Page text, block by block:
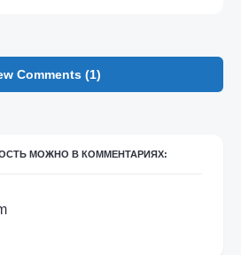
Comments (1)
МОЖНО В КОММЕНТАРИЯХ: